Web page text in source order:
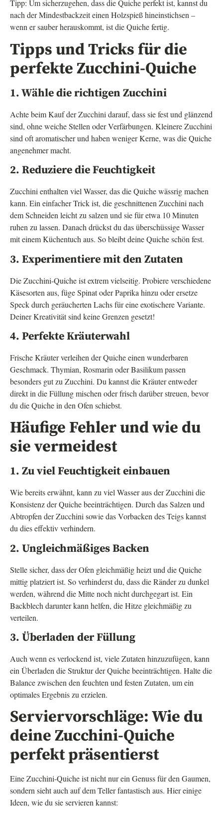
Tipp: Um sicherzugehen, dass die Quiche perfekt ist, kannst du
nach der Mindestbackzeit einen Holzspieß hineinstichsen –
wenn er sauber herauskommt, ist die Quiche fertig.
Tipps und Tricks für die
perfekte Zucchini-Quiche
1. Wähle die richtigen Zucchini
Achte beim Kauf der Zucchini darauf, dass sie fest und glänzend
sind, ohne weiche Stellen oder Verfärbungen. Kleinere Zucchini
sind oft aromatischer und haben weniger Kerne, was die Quiche
angenehmer macht.
2. Reduziere die Feuchtigkeit
Zucchini enthalten viel Wasser, das die Quiche wässrig machen
kann. Ein einfacher Trick ist, die geschnittenen Zucchini nach
dem Schneiden leicht zu salzen und sie für etwa 10 Minuten
ruhen zu lassen. Danach drückst du das überschüssige Wasser
mit einem Küchentuch aus. So bleibt deine Quiche schön fest.
3. Experimentiere mit den Zutaten
Die Zucchini-Quiche ist extrem vielseitig. Probiere verschiedene
Käsesorten aus, füge Spinat oder Paprika hinzu oder ersetze
Speck durch geräucherten Lachs für eine exotischere Variante.
Deiner Kreativität sind keine Grenzen gesetzt!
4. Perfekte Kräuterwahl
Frische Kräuter verleihen der Quiche einen wunderbaren
Geschmack. Thymian, Rosmarin oder Basilikum passen
besonders gut zu Zucchini. Du kannst die Kräuter entweder
direkt in die Füllung mischen oder frisch darüber streuen, bevor
du die Quiche in den Ofen schiebst.
Häufige Fehler und wie du
sie vermeidest
1. Zu viel Feuchtigkeit einbauen
Wie bereits erwähnt, kann zu viel Wasser aus der Zucchini die
Konsistenz der Quiche beeinträchtigen. Durch das Salzen und
Abtropfen der Zucchini sowie das Vorbacken des Teigs kannst
du dies effektiv verhindern.
2. Ungleichmäßiges Backen
Stelle sicher, dass der Ofen gleichmäßig heizt und die Quiche
mittig platziert ist. So verhinderst du, dass die Ränder zu dunkel
werden, während die Mitte noch nicht durchgegart ist. Ein
Backblech darunter kann helfen, die Hitze gleichmäßig zu
verteilen.
3. Überladen der Füllung
Auch wenn es verlockend ist, viele Zutaten hinzuzufügen, kann
ein Überladen die Struktur der Quiche beeinträchtigen. Halte die
Balance zwischen den feuchten und festen Zutaten, um ein
optimales Ergebnis zu erzielen.
Serviervorschläge: Wie du
deine Zucchini-Quiche
perfekt präsentierst
Eine Zucchini-Quiche ist nicht nur ein Genuss für den Gaumen,
sondern sieht auch auf dem Teller fantastisch aus. Hier einige
Ideen, wie du sie servieren kannst: